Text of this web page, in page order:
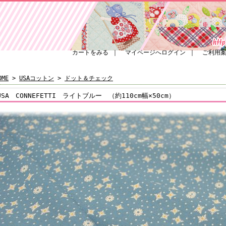
カートをみる｜ マイページへログイン｜ ご利用
> USAコットン > ドット＆チェック
CONNEFETTI ライトブルー （約110cm幅×50cm）